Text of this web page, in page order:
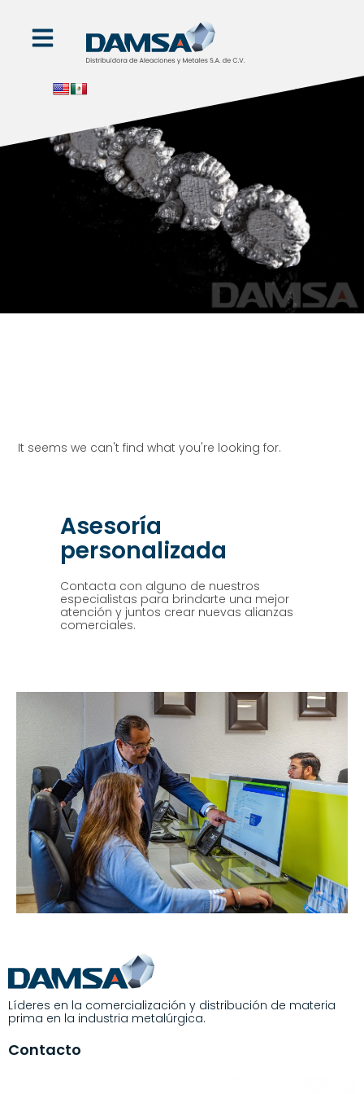
It seems we can't find what you're looking for.
Asesoría
personalizada
Contacta con alguno de nuestros
especialistas para brindarte una mejor
atención y juntos crear nuevas alianzas
comerciales.
Líderes en la comercialización y distribución de materia
prima en la industria metalúrgica.
Contacto